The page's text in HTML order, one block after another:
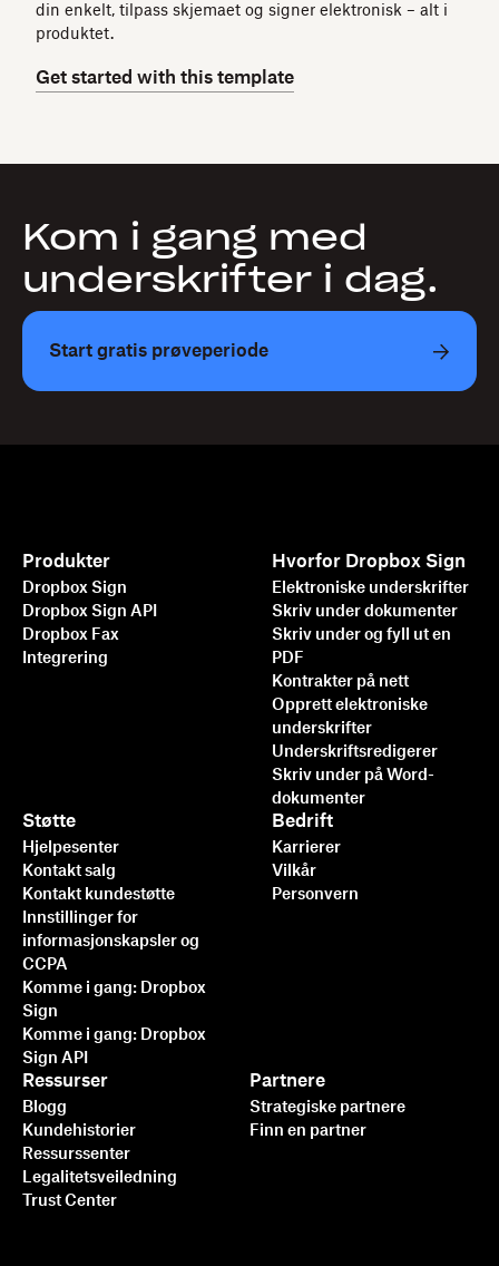
din enkelt, tilpass skjemaet og signer elektronisk – alt i
produktet.
Get started with this template
Kom i gang med
underskrifter i dag.
Start gratis prøveperiode
Produkter
Dropbox Sign
Dropbox Sign API
Dropbox Fax
Integrering
Hvorfor Dropbox Sign
Elektroniske underskrifter
Skriv under dokumenter
Skriv under og fyll ut en
PDF
Kontrakter på nett
Opprett elektroniske
underskrifter
Underskriftsredigerer
Skriv under på Word-
dokumenter
Støtte
Hjelpesenter
Kontakt salg
Kontakt kundestøtte
Innstillinger for
informasjonskapsler og
CCPA
Komme i gang: Dropbox
Sign
Komme i gang: Dropbox
Sign API
Ressurser
Blogg
Kundehistorier
Ressurssenter
Legalitetsveiledning
Trust Center
Partnere
Strategiske partnere
Finn en partner
Bedrift
Karrierer
Vilkår
Personvern